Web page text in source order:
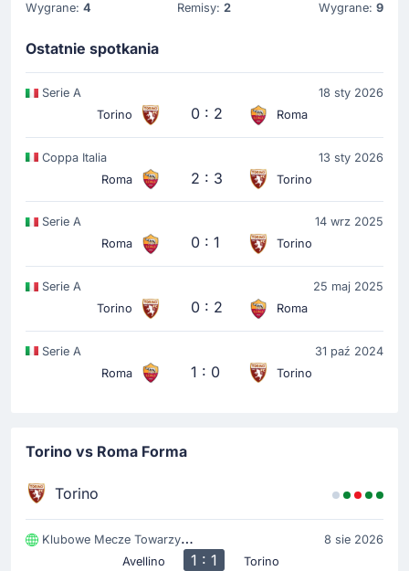
Wygrane: 4
Remisy:2
Wygrane: 9
Ostatnie spotkania
Serie A
18 sty 2026
Torino
0 : 2 Roma
Coppa Italia
13 sty 2026
Roma
2 : 3 Torino
Serie A
14 wrz 2025
Roma
0 : 1 Torino
Serie A
25 maj 2025
Torino
0 : 2 Roma
Serie A
31 paź 2024
Roma
1 : 0 Torino
Torino vs Roma Forma
Torino
Klubowe Mecze Towarzyski
8 sie 2026
Avellino
1 : 1 Torino